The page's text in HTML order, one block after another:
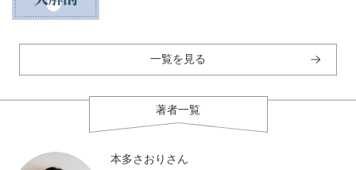
一覧を見る
著者一覧
本多さおりさん